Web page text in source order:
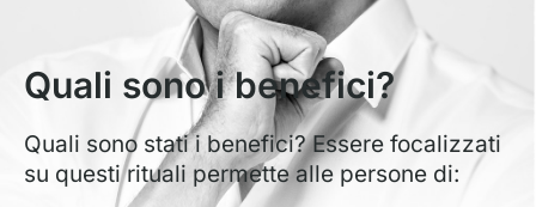
Quali sono i benefici?
Quali sono stati i benefici? Essere focalizzati
su questi rituali permette alle persone di: